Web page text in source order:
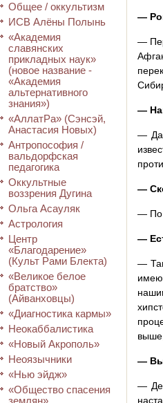
Общее / оккультизм
ИСВ Алёны Полынь
«Академия
славянских
прикладных наук»
(новое название -
«Академия
альтернативного
знания»)
«АллатРа» (Сэнсэй,
Анастасия Новых)
Антропософия /
вальдорфская
педагогика
Оккультные
воззрения Дугина
Ольга Асауляк
Астрология
Центр
«Благодарение»
(Культ Рами Блекта)
«Великое белое
братство»
(Айванховцы)
«Диагностика кармы»
Неокаббалистика
«Новый Акрополь»
Неоязычники
«Нью эйдж»
«Общество спасения
землян»
—
—
—
— Да,
—
— По
—
—
— Вы
—